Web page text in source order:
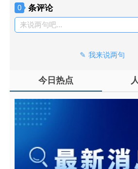
0 条评论
来说两句吧...
我来说两句
今日热点